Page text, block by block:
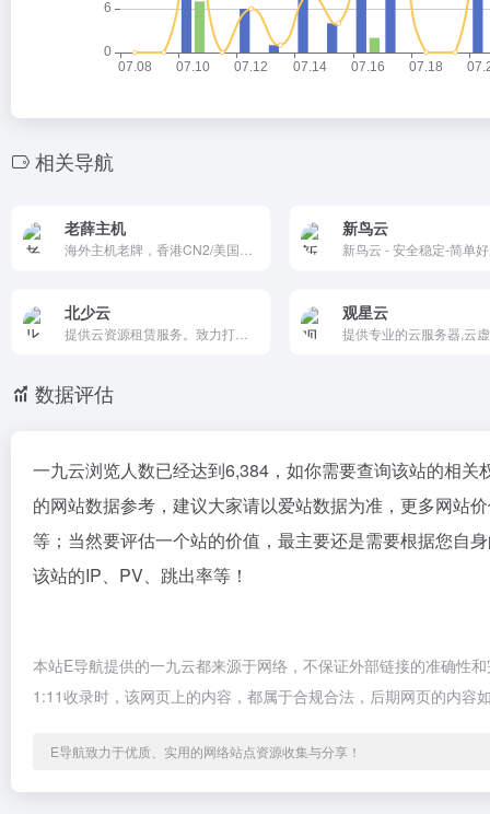
相关导航
老薛主机 新鸟云
北少云 观星云
数据评估
一九云浏览人数已经达到6,384，如你需要查询该站的相关
的网站数据参考，建议大家请以爱站数据为准，更多网站
等；当然要评估一个站的价值，最主要还是需要根据您自
该站的IP、PV、跳出率等！
本站E导航提供的一九云都来源于网络，不保证外部链接的准确性
1:11收录时，该网页上的内容，都属于合规合法，后期网页的内
E导航致力于优质、实用的网络站点资源收集与分享！